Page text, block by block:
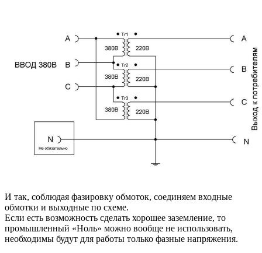
И так, соблюдая фазировку обмоток, соединяем входные
обмотки и выходные по схеме.
Если есть возможность сделать хорошее заземление, то
промышленный «Ноль» можно вообще не использовать,
необходимы будут для работы только фазные напряжения.